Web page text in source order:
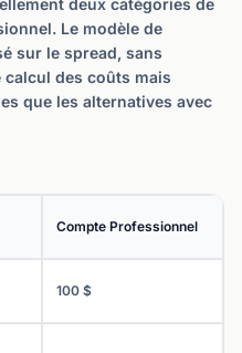
deux catégories de
Le modèle de
sur le spread, sans
des coûts mais
que les alternatives avec
Compte Professionnel
100 $